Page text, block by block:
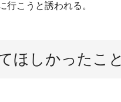
行こうと誘われる。
ほしかったこ